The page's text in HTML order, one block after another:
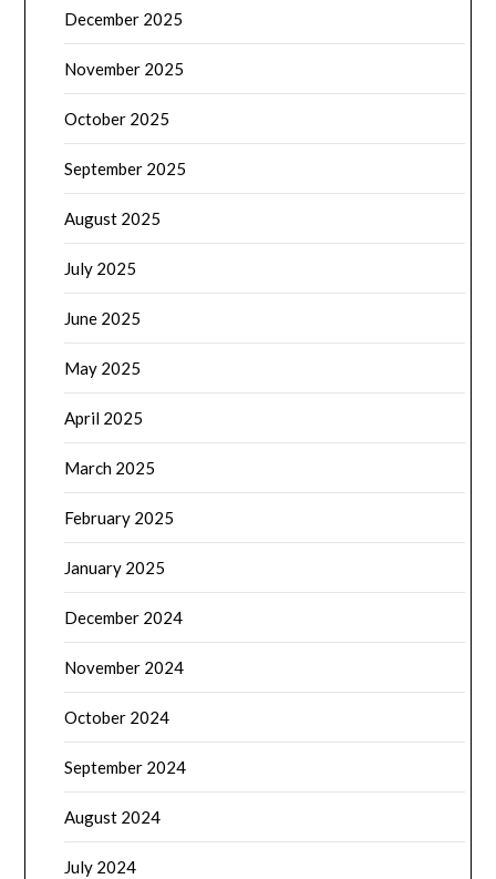
December 2025
November 2025
October 2025
September 2025
August 2025
July 2025
June 2025
May 2025
April 2025
March 2025
February 2025
January 2025
December 2024
November 2024
October 2024
September 2024
August 2024
July 2024